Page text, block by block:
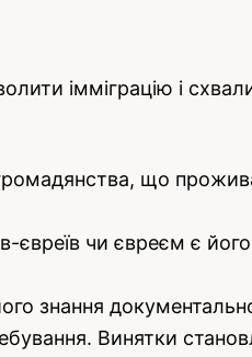
імміграцію і
що
чи євреєм є
знання
Винятки